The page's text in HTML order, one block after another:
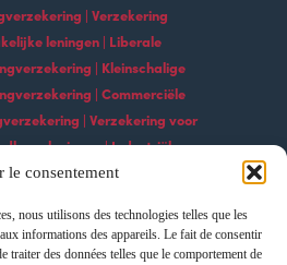
le consentement
nous utilisons des technologies telles que les
informations des appareils. Le fait de consentir
traiter des données telles que le comportement de
| Verzekering
leningen | Liberale
| Kleinschalige
| Commerciële
| Verzekering voor
| Industriële
| Professionele
| Professionele
Professionele